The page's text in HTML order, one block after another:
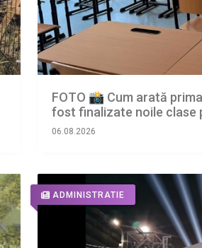
FOTO 📸 Cum arată
fost finalizate noile clase
06.08.2026
ADMINISTRATIE